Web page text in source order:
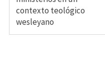
contexto teológico
wesleyano